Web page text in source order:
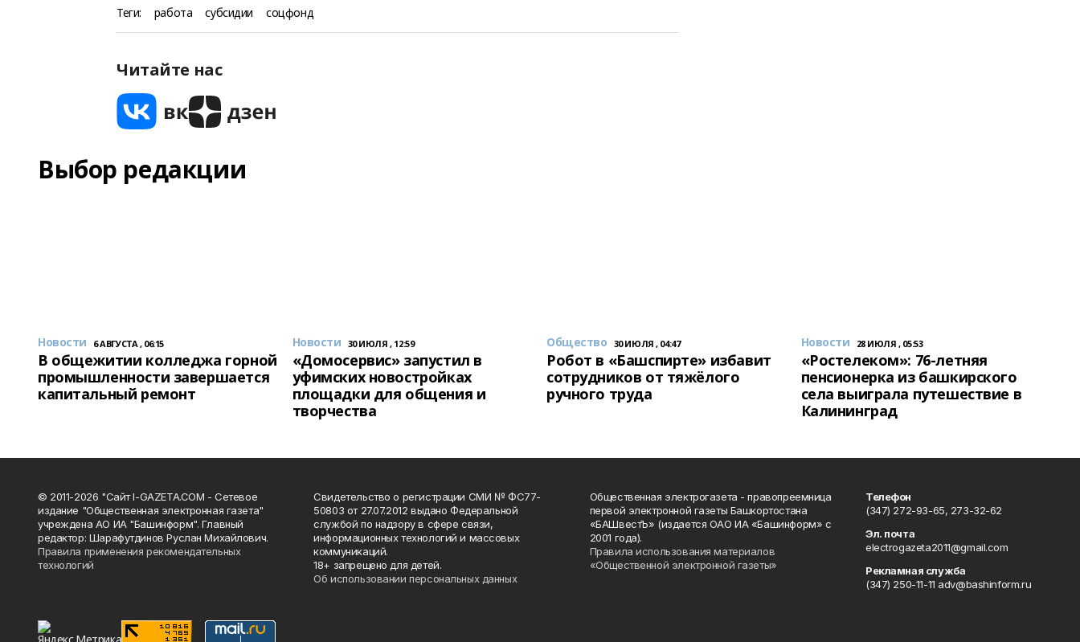
Теги: работа субсидии соцфонд
Читайте нас
Выбор редакции
Новости 6 АВГУСТА , 06:15
В общежитии колледжа горной
промышленности завершается
капитальный ремонт
Новости 30 ИЮЛЯ , 12:59
«Домосервис» запустил в
уфимских новостройках
площадки для общения и
творчества
Общество 30 ИЮЛЯ , 04:47
Робот в «Башспирте» избавит
сотрудников от тяжёлого
ручного труда
Новости 28 ИЮЛЯ , 05:53
«Ростелеком»: 76-летняя
пенсионерка из башкирского
села выиграла путешествие в
Калининград
© 2011-2026 "Сайт I-GAZETA.COM - Сетевое
издание "Общественная электронная газета"
учреждена АО ИА "Башинформ". Главный
редактор: Шарафутдинов Руслан Михайлович.
Правила применения рекомендательных
технологий
Свидетельство о регистрации СМИ № ФС77-
50803 от 27.07.2012 выдано Федеральной
службой по надзору в сфере связи,
информационных технологий и массовых
коммуникаций.
18+ запрещено для детей.
Об использовании персональных данных
Общественная электрогазета - правопреемница
первой электронной газеты Башкортостана
«БАШвестЪ» (издается ОАО ИА «Башинформ» с
2001 года).
Правила использования материалов
«Общественной электронной газеты»
Телефон
(347) 272-93-65, 273-32-62
Эл. почта
electrogazeta2011@gmail.com
Рекламная служба
(347) 250-11-11 adv@bashinform.ru